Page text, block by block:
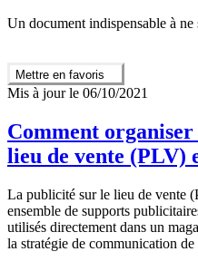
Un document indispensable à
Mettre en favoris
Mis à jour le 06/10/2021
Comment
lieu de vente (PLV)
La publicité sur le lieu de vente
ensemble de supports
utilisés directement dans un
la stratégie de communication